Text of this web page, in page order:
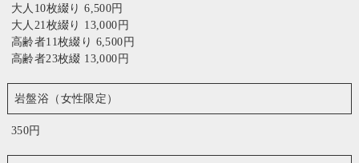
大人10枚綴り 6,500円
大人21枚綴り 13,000円
高齢者11枚綴り 6,500円
高齢者23枚綴 13,000円
岩盤浴（女性限定）
350円